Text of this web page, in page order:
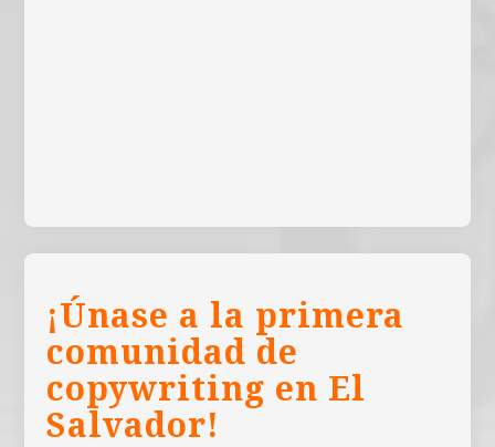
¡Únase a la primera
comunidad de
copywriting en El
Salvador!